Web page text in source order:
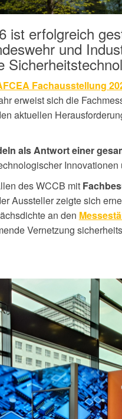
ist erfolgreich
und
Fachausstellung
erweist sich die
aktuellen
als Antwort einer
des WCCB mit
Aussteller zeigte sich
an den
Vernetzung